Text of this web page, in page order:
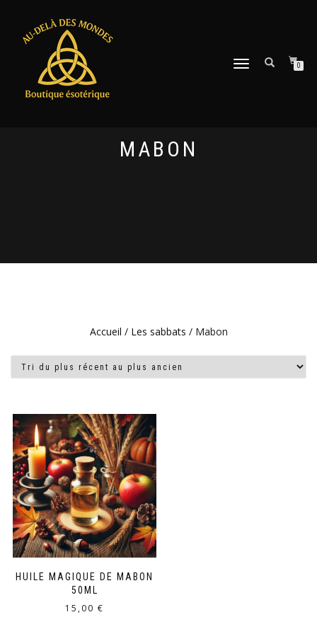
DÉPLIER
0
MABON
Accueil / Les sabbats / Mabon
HUILE MAGIQUE DE MABON
50ML
15,00 €